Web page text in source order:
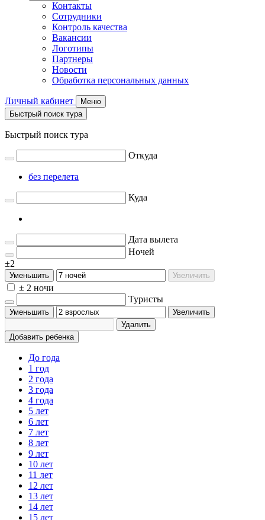
Контакты
Сотрудники
Контроль качества
Вакансии
Логотипы
Партнеры
Новости
Обработка персональных данных
Личный кабинет
Меню
Быстрый поиск тура
Быстрый поиск тура
Откуда
без перелета
Куда
Дата вылета
Ночей
±2
Уменьшить Увеличить
± 2 ночи
Туристы
Уменьшить
Увеличить
Удалить
Добавить ребенка
До года
1 год
2 года
3 года
4 года
5 лет
6 лет
7 лет
8 лет
9 лет
10 лет
11 лет
12 лет
13 лет
14 лет
15 лет